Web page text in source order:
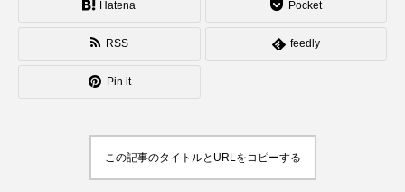
動画集「Japanese 3
diabolos Players」
が公開。
hiro
2020.08.04
について。
2019.10.09
Hatena Pocket
RSS feedly
Pin it
この記事のタイトルとURLをコピーする